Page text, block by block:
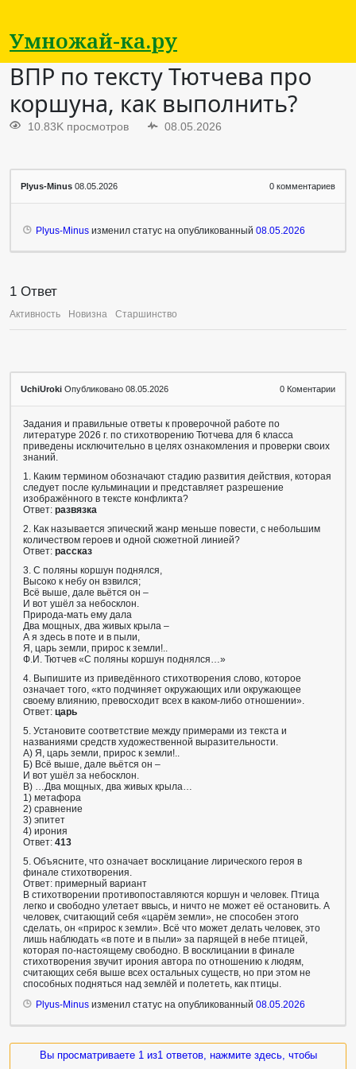
Умножай-ка.ру
ВПР по тексту Тютчева про
коршуна, как выполнить?
10.83K просмотров 08.05.2026
Plyus-Minus 08.05.2026 0 комментариев
Plyus-Minus изменил статус на опубликованный 08.05.2026
1 Ответ
Активность Новизна Старшинство
UchiUroki Опубликовано 08.05.2026 0 Коментарии
Задания и правильные ответы к проверочной работе по
литературе 2026 г. по стихотворению Тютчева для 6 класса
приведены исключительно в целях ознакомления и проверки своих
знаний.
1. Каким термином обозначают стадию развития действия, которая
следует после кульминации и представляет разрешение
изображённого в тексте конфликта?
Ответ: развязка
2. Как называется эпический жанр меньше повести, с небольшим
количеством героев и одной сюжетной линией?
Ответ: рассказ
3. С поляны коршун поднялся,
Высоко к небу он взвился;
Всё выше, дале вьётся он –
И вот ушёл за небосклон.
Природа-мать ему дала
Два мощных, два живых крыла –
А я здесь в поте и в пыли,
Я, царь земли, прирос к земли!..
Ф.И. Тютчев «С поляны коршун поднялся…»
4. Выпишите из приведённого стихотворения слово, которое
означает того, «кто подчиняет окружающих или окружающее
своему влиянию, превосходит всех в каком-либо отношении».
Ответ: царь
5. Установите соответствие между примерами из текста и
названиями средств художественной выразительности.
А) Я, царь земли, прирос к земли!..
Б) Всё выше, дале вьётся он –
И вот ушёл за небосклон.
В) …Два мощных, два живых крыла…
1) метафора
2) сравнение
3) эпитет
4) ирония
Ответ: 413
5. Объясните, что означает восклицание лирического героя в
финале стихотворения.
Ответ: примерный вариант
В стихотворении противопоставляются коршун и человек. Птица
легко и свободно улетает ввысь, и ничто не может её остановить. А
человек, считающий себя «царём земли», не способен этого
сделать, он «прирос к земли». Всё что может делать человек, это
лишь наблюдать «в поте и в пыли» за парящей в небе птицей,
которая по-настоящему свободно. В восклицании в финале
стихотворения звучит ирония автора по отношению к людям,
считающих себя выше всех остальных существ, но при этом не
способных подняться над землёй и полететь, как птицы.
Plyus-Minus изменил статус на опубликованный 08.05.2026
Вы просматриваете 1 из1 ответов, нажмите здесь, чтобы